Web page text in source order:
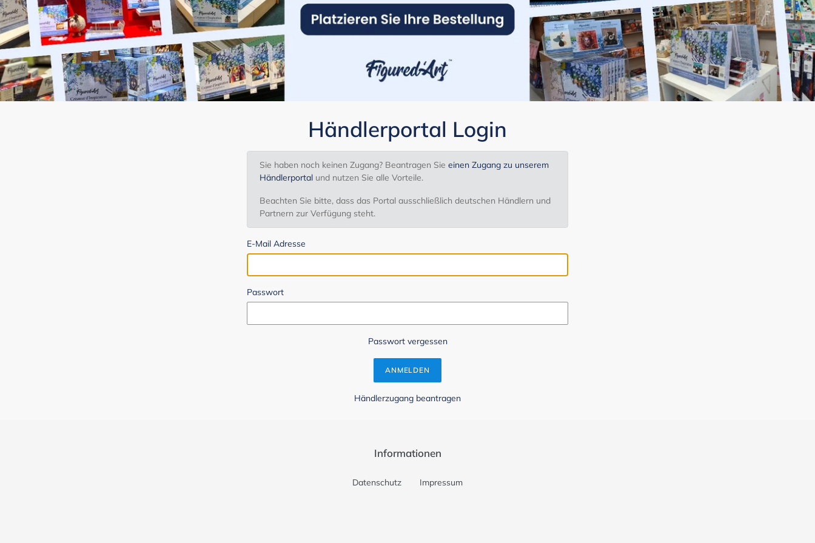
Händlerportal Login
Sie haben noch keinen Zugang? Beantragen Sie einen Zugang zu unserem
Händlerportal und nutzen Sie alle Vorteile.
Beachten Sie bitte, dass das Portal ausschließlich deutschen Händlern und
Partnern zur Verfügung steht.
E-Mail Adresse
Passwort
Passwort vergessen
Händlerzugang beantragen
Informationen
Datenschutz Impressum